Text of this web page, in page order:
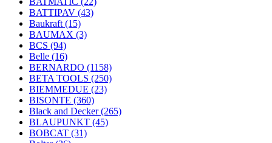
BATTIPAV (43)
Baukraft (15)
BAUMAX (3)
BCS (94)
Belle (16)
BERNARDO (1158)
BETA TOOLS (250)
BIEMMEDUE (23)
BISONTE (360)
Black and Decker(265)
BLAUPUNKT (45)
BOBCAT (31)